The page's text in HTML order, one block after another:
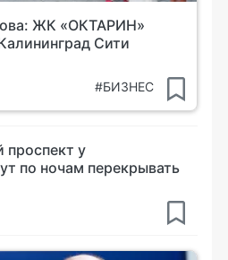
ЖК «ОКТАРИН»
Сити
#БИЗНЕС
проспект у
по ночам перекрывать